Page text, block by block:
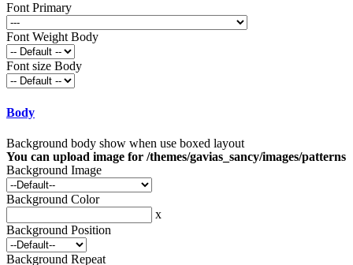
Font Primary
Font Weight Body
Font size Body
Body
Background body show when use boxed layout
You can upload image for /themes/gavias_sancy/images/patterns
Background Image
Background Color
x
Background Position
Background Repeat